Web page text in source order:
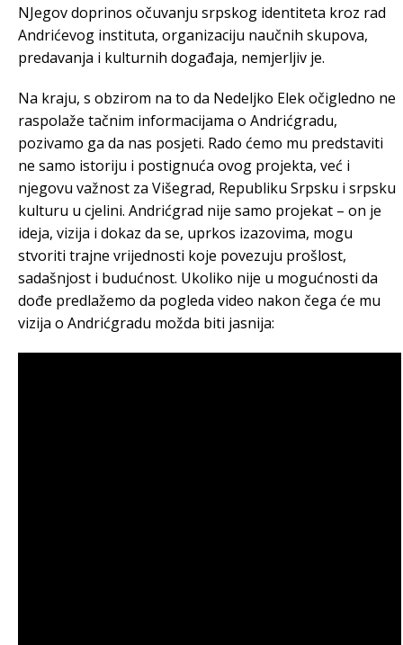
NJegov doprinos očuvanju srpskog identiteta kroz rad
Andrićevog instituta, organizaciju naučnih skupova,
predavanja i kulturnih događaja, nemjerljiv je.
Na kraju, s obzirom na to da Nedeljko Elek očigledno ne
raspolaže tačnim informacijama o Andrićgradu,
pozivamo ga da nas posjeti. Rado ćemo mu predstaviti
ne samo istoriju i postignuća ovog projekta, već i
njegovu važnost za Višegrad, Republiku Srpsku i srpsku
kulturu u cjelini. Andrićgrad nije samo projekat – on je
ideja, vizija i dokaz da se, uprkos izazovima, mogu
stvoriti trajne vrijednosti koje povezuju prošlost,
sadašnjost i budućnost. Ukoliko nije u mogućnosti da
dođe predlažemo da pogleda video nakon čega će mu
vizija o Andrićgradu možda biti jasnija: